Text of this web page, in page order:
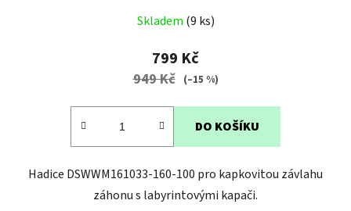
hodnocení
produktu
je
Skladem (9 ks)
799 Kč
949 Kč (–15 %)
DO KOŠÍKU
Hadice DSWWM161033-160-100 pro kapkovitou závlahu
záhonu s labyrintovými kapači.